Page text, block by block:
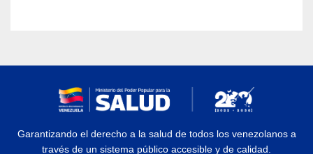
Garantizando el derecho a la salud de todos los venezolanos a
través de un sistema público accesible y de calidad.